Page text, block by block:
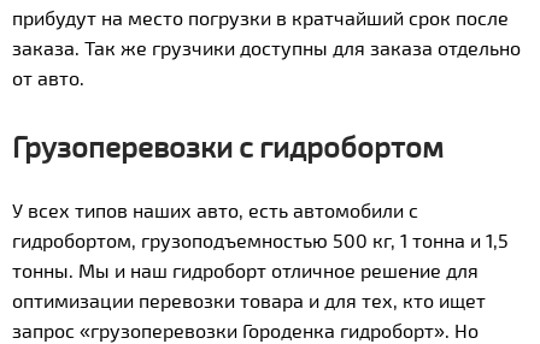
прибудут на место погрузки в кратчайший срок после
заказа. Так же грузчики доступны для заказа отдельно
от авто.
Грузоперевозки с гидробортом
У всех типов наших авто, есть автомобили с
гидробортом, грузоподъемностью 500 кг, 1 тонна и 1,5
тонны. Мы и наш гидроборт отличное решение для
оптимизации перевозки товара и для тех, кто ищет
запрос «грузоперевозки Городенка гидроборт». Но